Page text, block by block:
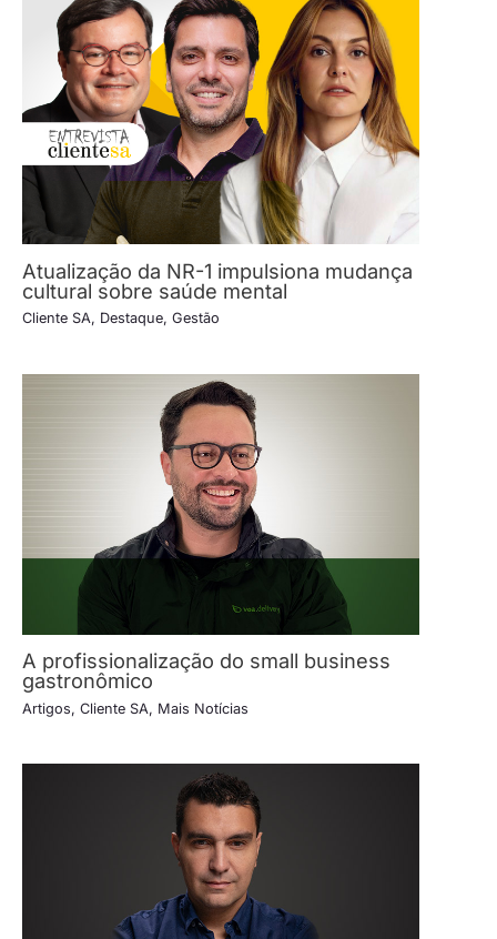
Atualização da NR-1 impulsiona mudança
cultural sobre saúde mental
Cliente SA, Destaque, Gestão
A profissionalização do small business
gastronômico
Artigos, Cliente SA, Mais Notícias